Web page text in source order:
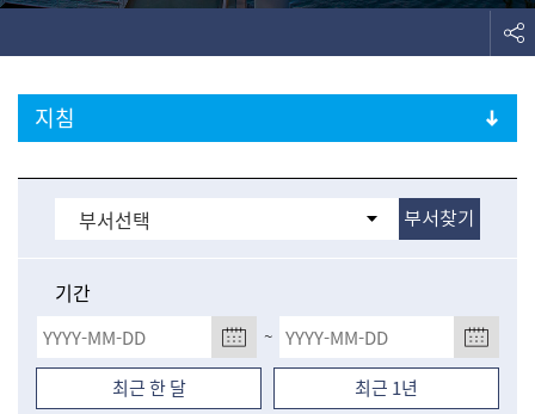
지침
지방청 행정규칙
기간
~
최근 한 달 최근 1년